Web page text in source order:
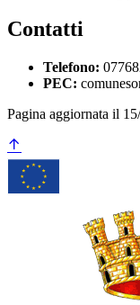
Contatti
Telefono:
PEC:
Pagina aggiornata il